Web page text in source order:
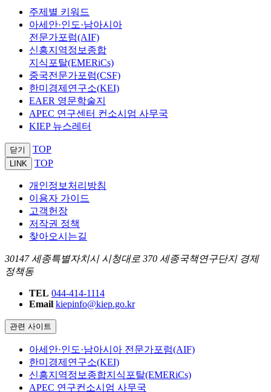
주제별 키워드
아세안·인도·남아시아
전문가포럼(AIF)
신흥지역정보종합
지식포탈(EMERiCs)
중국전문가포럼(CSF)
한미경제연구소(KEI)
EAER 영문학술지
APEC 연구센터 컨소시엄 사무국
KIEP 뉴스레터
닫기 TOP
LINK TOP
개인정보처리방침
이용자 가이드
고객헌장
저작권 정책
찾아오시는길
30147 세종특별자치시 시청대로 370 세종국책연구단지 경제
정책동
TEL 044-414-1114
Email kiepinfo@kiep.go.kr
관련 사이트
아세안·인도·남아시아 전문가포럼(AIF)
한미경제연구소(KEI)
신흥지역정보종합지식포탈(EMERiCs)
APEC 연구컨소시엄 사무국